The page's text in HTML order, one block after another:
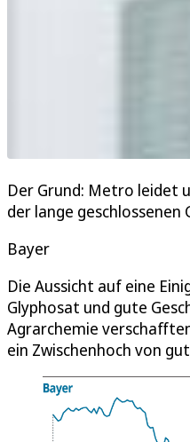
Der Grund: Metro leidet
der lange geschlossenen
Bayer
Die Aussicht auf eine
Glyphosat und gute
Agrarchemie
ein Zwischenhoch von